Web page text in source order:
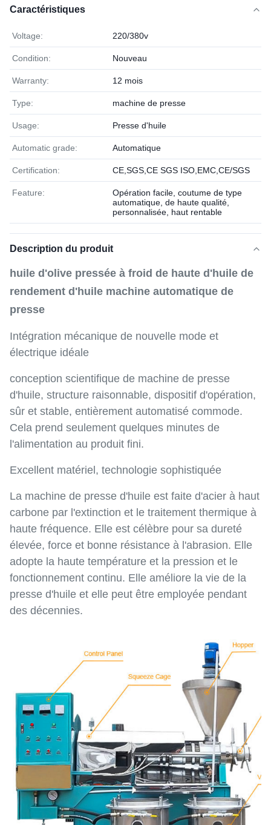
Caractéristiques
Voltage: 220/380v
Condition: Nouveau
Warranty: 12 mois
Type: machine de presse
Usage: Presse d'huile
Automatic grade: Automatique
Certification: CE,SGS,CE SGS ISO,EMC,CE/SGS
Feature:
Opération facile, coutume de type
automatique, de haute qualité,
personnalisée, haut rentable
Description du produit
huile d'olive pressée à froid de haute d'huile de
rendement d'huile machine automatique de
presse
Intégration mécanique de nouvelle mode et
électrique idéale
conception scientifique de machine de presse
d'huile, structure raisonnable, dispositif d'opération,
sûr et stable, entièrement automatisé commode.
Cela prend seulement quelques minutes de
l'alimentation au produit fini.
Excellent matériel, technologie sophistiquée
La machine de presse d'huile est faite d'acier à haut
carbone par l'extinction et le traitement thermique à
haute fréquence. Elle est célèbre pour sa dureté
élevée, force et bonne résistance à l'abrasion. Elle
adopte la haute température et la pression et le
fonctionnement continu. Elle améliore la vie de la
presse d'huile et elle peut être employée pendant
des décennies.